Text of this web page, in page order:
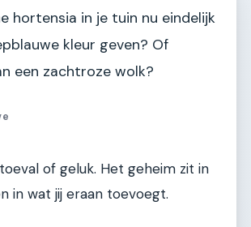
hortensia in je tuin nu eindelijk
kleur geven? Of
een zachtroze wolk?
of geluk. Het geheim zit in
in wat jij eraan toevoegt.